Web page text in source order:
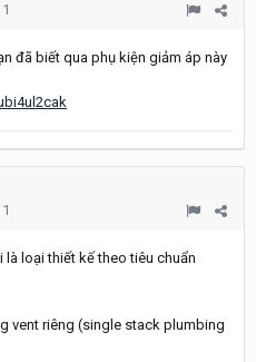
đã biết qua phụ kiện giảm áp này
là loại thiết kế theo tiêu chuẩn
vent riêng (single stack plumbing